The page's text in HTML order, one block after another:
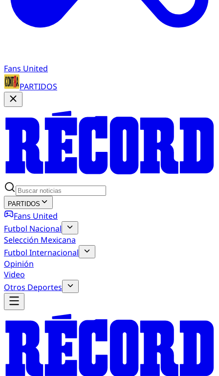
Fans United
PARTIDOS
PARTIDOS
Fans United
Futbol Nacional
Selección Mexicana
Futbol Internacional
Opinión
Video
Otros Deportes